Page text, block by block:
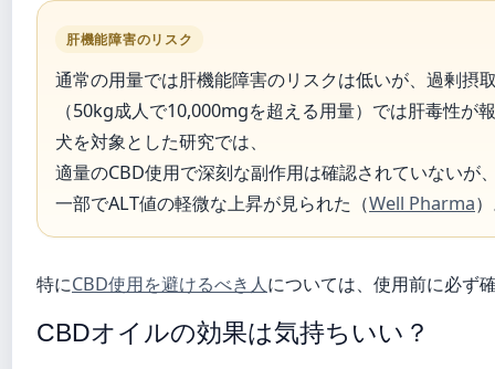
肝機能障害のリスク
通常の用量では肝機能障害のリスクは低いが、過剰摂
（50kg成人で10,000mgを超える用量）では肝毒性が
犬を対象とした研究では、
適量のCBD使用で深刻な副作用は確認されていないが
一部でALT値の軽微な上昇が見られた（Well Pharma
特にCBD使用を避けるべき人については、使用前に必ず
CBDオイルの効果は気持ちいい？